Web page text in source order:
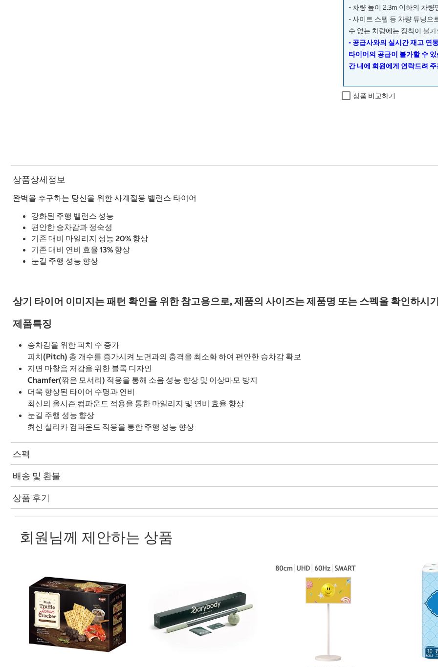
- 차량 높이 2.3m 이하의 차량
- 사이트 스텝 등 차량 튜닝으
수 없는 차량에는 장착이 불
- 공급사와의 실시간 재고 연
타이어의 공급이 불가할 수
간 내에 회원에게 연락드려
상품 비교하기
상품상세정보
완벽을 추구하는 당신을 위한 사계절용 밸런스 타이어
강화된 주행 밸런스 성능
편안한 승차감과 정숙성
기존 대비 마일리지 성능 20% 향상
기존 대비 연비 효율 13% 향상
눈길 주행 성능 향상
상기 타이어 이미지는 패턴 확인을 위한 참고용으로, 제품의 사이즈는 제품명 또는 스펙을 확인하시
제품특징
승차감을 위한 피치 수 증가
피치(Pitch) 총 개수를 증가시켜 노면과의 충격을 최소화 하여 편안한 승차감 확보
지면 마찰음 저감을 위한 블록 디자인
Chamfer(깎은 모서리) 적용을 통해 소음 성능 향상 및 이상마모 방지
더욱 향상된 타이어 수명과 연비
최신의 올시즌 컴파운드 적용을 통한 마일리지 및 연비 효율 향상
눈길 주행 성능 향상
최신 실리카 컴파운드 적용을 통한 주행 성능 향상
스펙
배송 및 환불
상품 후기
회원님께 제안하는 상품